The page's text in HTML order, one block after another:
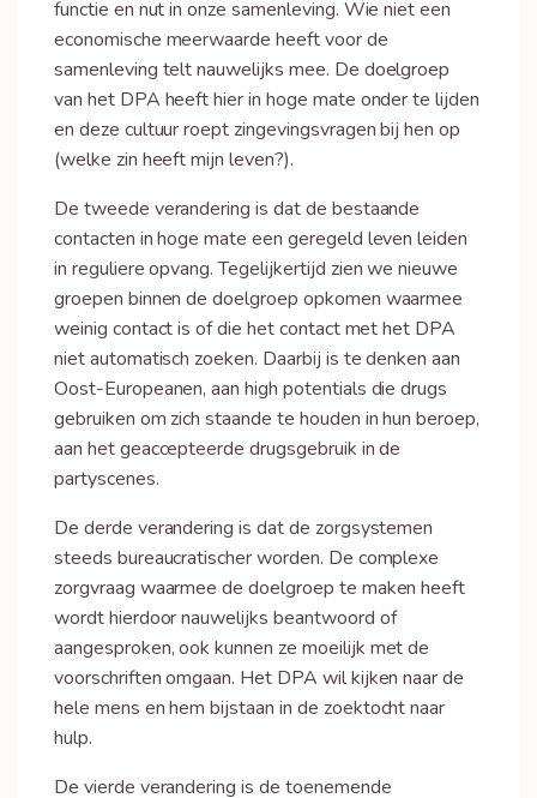
functie en nut in onze samenleving. Wie niet een
economische meerwaarde heeft voor de
samenleving telt nauwelijks mee. De doelgroep
van het DPA heeft hier in hoge mate onder te lijden
en deze cultuur roept zingevingsvragen bij hen op
(welke zin heeft mijn leven?).
De tweede verandering is dat de bestaande
contacten in hoge mate een geregeld leven leiden
in reguliere opvang. Tegelijkertijd zien we nieuwe
groepen binnen de doelgroep opkomen waarmee
weinig contact is of die het contact met het DPA
niet automatisch zoeken. Daarbij is te denken aan
Oost-Europeanen, aan high potentials die drugs
gebruiken om zich staande te houden in hun beroep,
aan het geaccepteerde drugsgebruik in de
partyscenes.
De derde verandering is dat de zorgsystemen
steeds bureaucratischer worden. De complexe
zorgvraag waarmee de doelgroep te maken heeft
wordt hierdoor nauwelijks beantwoord of
aangesproken, ook kunnen ze moeilijk met de
voorschriften omgaan. Het DPA wil kijken naar de
hele mens en hem bijstaan in de zoektocht naar
hulp.
De vierde verandering is de toenemende